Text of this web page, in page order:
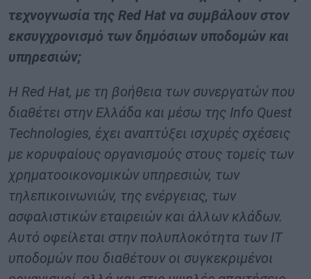
τεχνογνωσία της Red Hat να συμβάλουν στον
εκσυγχρονισμό των δημόσιων υποδομών και
υπηρεσιών;
Η Red Hat, με τη βοήθεια των συνεργατών που
διαθέτει στην Ελλάδα και μέσω της Info Quest
Technologies, έχει αναπτύξει ισχυρές σχέσεις
με κορυφαίους οργανισμούς στους τομείς των
χρηματοοικονομικών υπηρεσιών, των
τηλεπικοινωνιών, της ενέργειας, των
ασφαλιστικών εταιρειών και άλλων κλάδων.
Αυτό οφείλεται στην πολυπλοκότητα των IT
υποδομών που διαθέτουν οι συγκεκριμένοι